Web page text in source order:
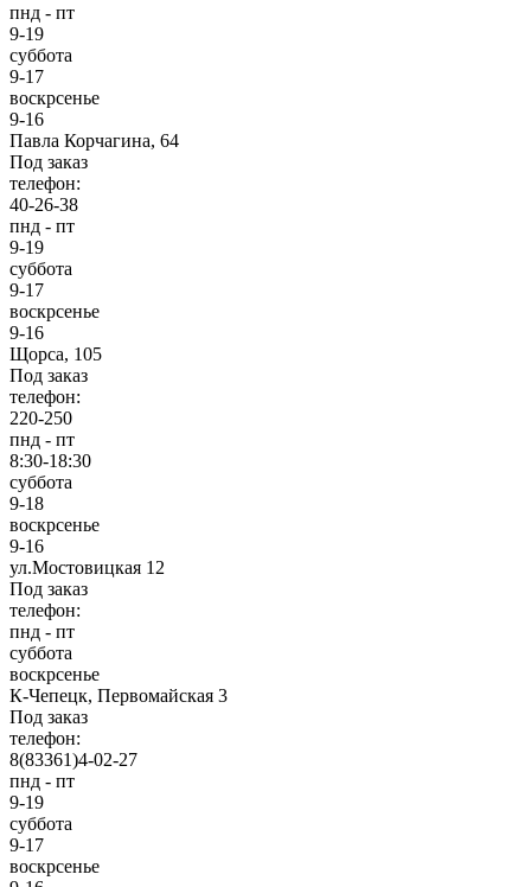
пнд - пт
9-19
суббота
9-17
воскрсенье
9-16
Павла Корчагина, 64
Под заказ
телефон:
40-26-38
пнд - пт
9-19
суббота
9-17
воскрсенье
9-16
Щорса, 105
Под заказ
телефон:
220-250
пнд - пт
8:30-18:30
суббота
9-18
воскрсенье
9-16
ул.Мостовицкая 12
Под заказ
телефон:
пнд - пт
суббота
воскрсенье
К-Чепецк, Первомайская 3
Под заказ
телефон:
8(83361)4-02-27
пнд - пт
9-19
суббота
9-17
воскрсенье